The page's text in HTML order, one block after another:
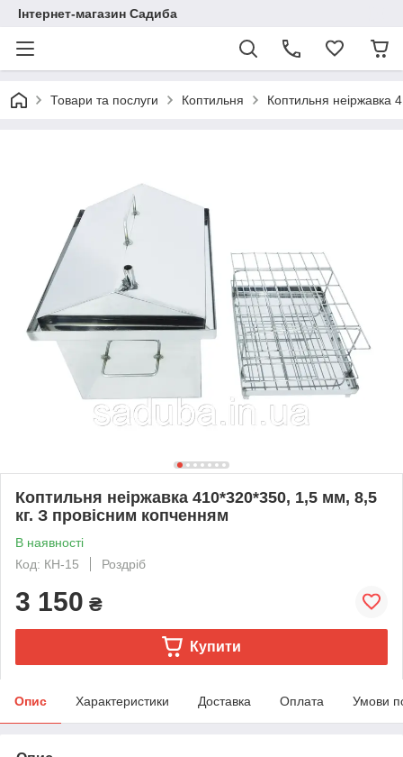
Інтернет-магазин Садиба
Товари та послуги Коптильня Коптильня неіржавка
Коптильня неіржавка 410*320*350, 1,5 мм, 8,5
кг. З провісним копченням
В наявності
Код: КН-15
Роздріб
3 150 ₴
Купити
Опис Характеристики Доставка Оплата Умови